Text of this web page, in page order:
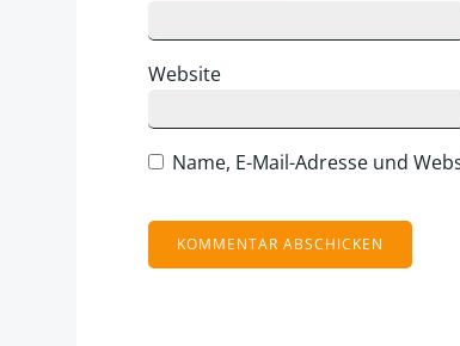
Website
Name, E-Mail-Adresse und